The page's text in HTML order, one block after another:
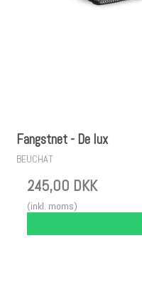
Fangstnet - De lux
BEUCHAT
245,00 DKK
(inkl. moms)